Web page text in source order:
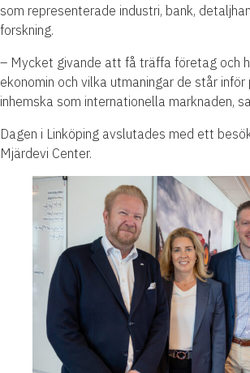
som representerade industri, bank,
forskning.
– Mycket givande att få träffa företag och
ekonomin och vilka utmaningar de står inför
inhemska som internationella marknaden,
Dagen i Linköping avslutades med ett
Mjärdevi Center.